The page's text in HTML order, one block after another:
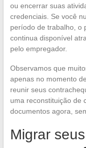
ou encerrar suas
credenciais. Se você
período de trabalho, o
continua disponível
pelo empregador.
Observamos que
apenas no momento
reunir seus
uma reconstituição de
documentos agora,
Migrar